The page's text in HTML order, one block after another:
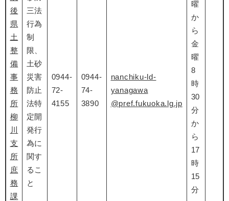
後
県
土
整
備
事
務
所
柳
川
支
所
庶
務
課
三法
行為
制
限、
土砂
災害
防止
法特
定開
発行
為に
関す
るこ
と
0944-
72-
4155
0944-
74-
3890
nanchiku-ld-
yanagawa
@pref.fukuoka.lg.jp
曜
か
ら
金
曜
8
時
30
分
か
ら
17
時
15
分